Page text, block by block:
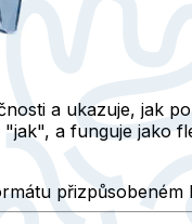
a ukazuje, jak
a funguje jako